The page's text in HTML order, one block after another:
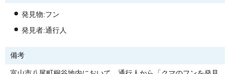
発見物:フン
発見者:通行人
備考